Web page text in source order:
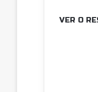
VER O